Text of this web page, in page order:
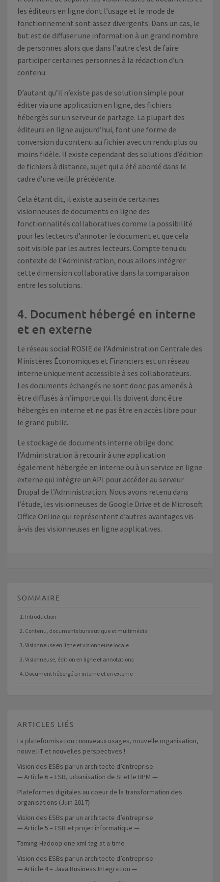
les éditeurs en ligne dont l’usage et le mode de
fonctionnement sont assez divergents. Dans un cas, le
but est de diffuser une information à un grand nombre
de personnes alors que dans l’autre c’est de faire
participer certaines personnes à la rédaction d’un
contenu.
D’autant qu’il n’existe pas de solution simple pour
éditer via une application en ligne, des fichiers
hébergés sur un serveur de partage. La plupart des
éditeurs en ligne aujourd’hui, font une forme de
conversion du contenu au fichier avec un rendu plus ou
moins fidèle. Il existe cependant des solutions d’édition
de fichiers à distance, sujet qui a été abordé dans le
cadre d’une veille précédente.
Cela étant dit, il existe au sein de certaines
visionneuses de documents en ligne des
fonctionnalités collaboratives comme la possibilité
pour les lecteurs d’annoter le document et que cela
soit visible par les autres lecteurs. Compte tenu du
contexte de l’Administration, nous allons intégrer
cette dimension collaborative dans la comparaison
entre les solutions.
4. Document hébergé en interne
et en externe
Le réseau social ROSIE de l’Administration Centrale des
Ministères Économiques et Financiers est un réseau
interne uniquement accessible à ses collaborateurs.
Les documents échangés ne sont donc pas amenés à
être diffusés à n’importe qui. Ils doivent donc être
hébergés en interne et ne pas être en accès libre pour
le grand public.
Le stockage de documents interne oblige donc
l’Administration à recourir à une application
également hébergée en interne ou à un service en ligne
externe qui intègre un API pour accéder au serveur
Drupal de l’Administration. Nous avons retenu dans
l’étude, les visionneuses de Google Drive et de Microsoft
Office Online qui représentent d’autres avantages vis-
à-vis des visionneuses en ligne applicatives.
SOMMAIRE
1. Introduction
2. Contenu, documents bureautique et multimédia
3. Visionneuse en ligne et visionneuse locale
3. Visionneuse, édition en ligne et annotations
4. Document hébergé en interne et en externe
ARTICLES LIÉS
La plateformisation : nouveaux usages, nouvelle organisation,
nouvel IT et nouvelles perspectives !
Vision des ESBs par un architecte d’entreprise
— Article 6 – ESB, urbanisation de SI et le BPM —
Plateformes digitales au coeur de la transformation des
organisations (Juin 2017)
Vision des ESBs par un architecte d’entreprise
— Article 5 – ESB et projet informatique —
Taming Hadoop one xml tag at a time
Vision des ESBs par un architecte d’entreprise
— Article 4 – Java Business Integration —